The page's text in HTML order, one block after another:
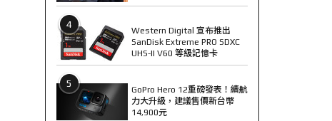
4
Western Digital 宣布推出
SanDisk Extreme PRO SDXC
UHS-II V60 等級記憶卡
5
GoPro Hero 12重磅發表！續航
力大升級，建議售價新台幣
14,900元